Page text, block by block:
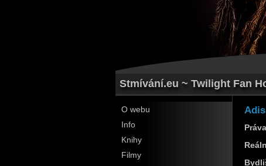
Stmívání.eu ~ Twilight Fan
O webu
Info
Knihy
Filmy
Adis